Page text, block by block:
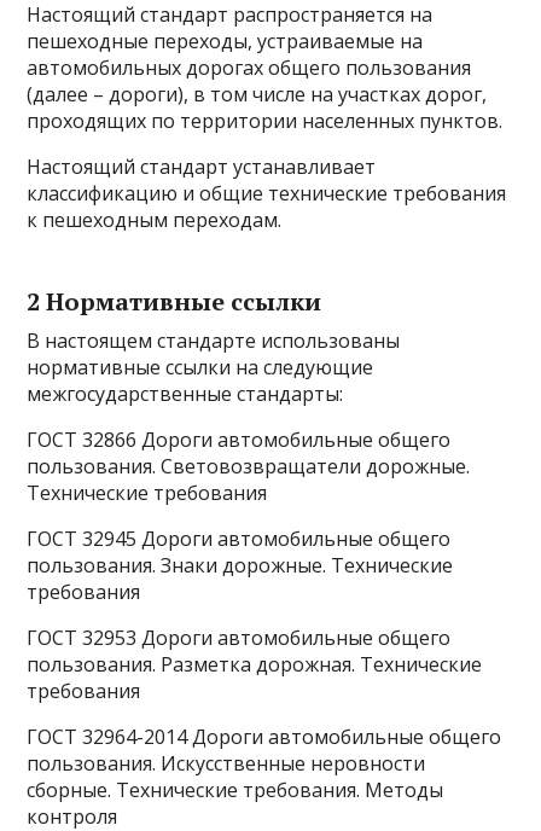
Настоящий стандарт распространяется на
пешеходные переходы, устраиваемые на
автомобильных дорогах общего пользования
(далее – дороги), в том числе на участках дорог,
проходящих по территории населенных пунктов.
Настоящий стандарт устанавливает
классификацию и общие технические требования
к пешеходным переходам.
2 Нормативные ссылки
В настоящем стандарте использованы
нормативные ссылки на следующие
межгосударственные стандарты:
ГОСТ 32866 Дороги автомобильные общего
пользования. Световозвращатели дорожные.
Технические требования
ГОСТ 32945 Дороги автомобильные общего
пользования. Знаки дорожные. Технические
требования
ГОСТ 32953 Дороги автомобильные общего
пользования. Разметка дорожная. Технические
требования
ГОСТ 32964-2014 Дороги автомобильные общего
пользования. Искусственные неровности
сборные. Технические требования. Методы
контроля